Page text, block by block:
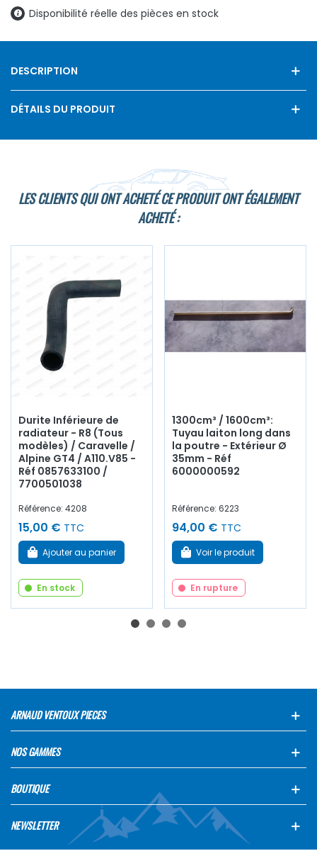
Disponibilité réelle des pièces en stock
DESCRIPTION
DÉTAILS DU PRODUIT
LES CLIENTS QUI ONT ACHETÉ CE PRODUIT ONT ÉGALEMENT
ACHETÉ :
Durite Inférieure de
radiateur - R8 (Tous
modèles) / Caravelle /
Alpine GT4 / A110.V85 -
Réf 0857633100 /
7700501038
Référence: 4208
15,00 € TTC
Ajouter au panier
En stock
1300cm³ / 1600cm³:
Tuyau laiton long dans
la poutre - Extérieur Ø
35mm - Réf
6000000592
Référence: 6223
94,00 € TTC
Voir le produit
En rupture
ARNAUD VENTOUX PIECES
NOS GAMMES
BOUTIQUE
NEWSLETTER